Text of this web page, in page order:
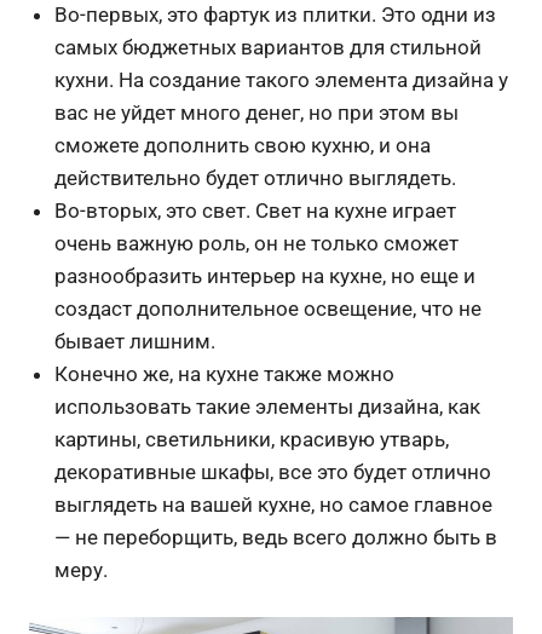
Во-первых, это фартук из плитки. Это одни из
самых бюджетных вариантов для стильной
кухни. На создание такого элемента дизайна у
вас не уйдет много денег, но при этом вы
сможете дополнить свою кухню, и она
действительно будет отлично выглядеть.
Во-вторых, это свет. Свет на кухне играет
очень важную роль, он не только сможет
разнообразить интерьер на кухне, но еще и
создаст дополнительное освещение, что не
бывает лишним.
Конечно же, на кухне также можно
использовать такие элементы дизайна, как
картины, светильники, красивую утварь,
декоративные шкафы, все это будет отлично
выглядеть на вашей кухне, но самое главное
— не переборщить, ведь всего должно быть в
меру.